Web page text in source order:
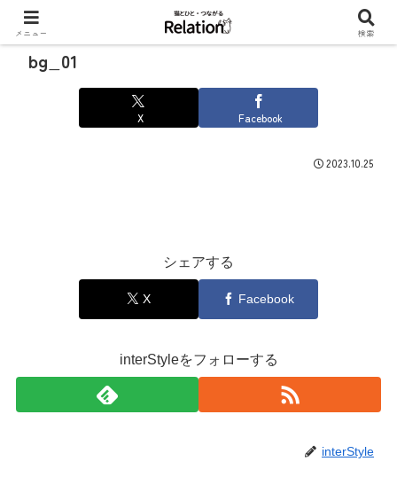
bg_01
X Facebook
2023.10.25
シェアする
X Facebook
interStyleをフォローする
interStyle
メニュー 検索